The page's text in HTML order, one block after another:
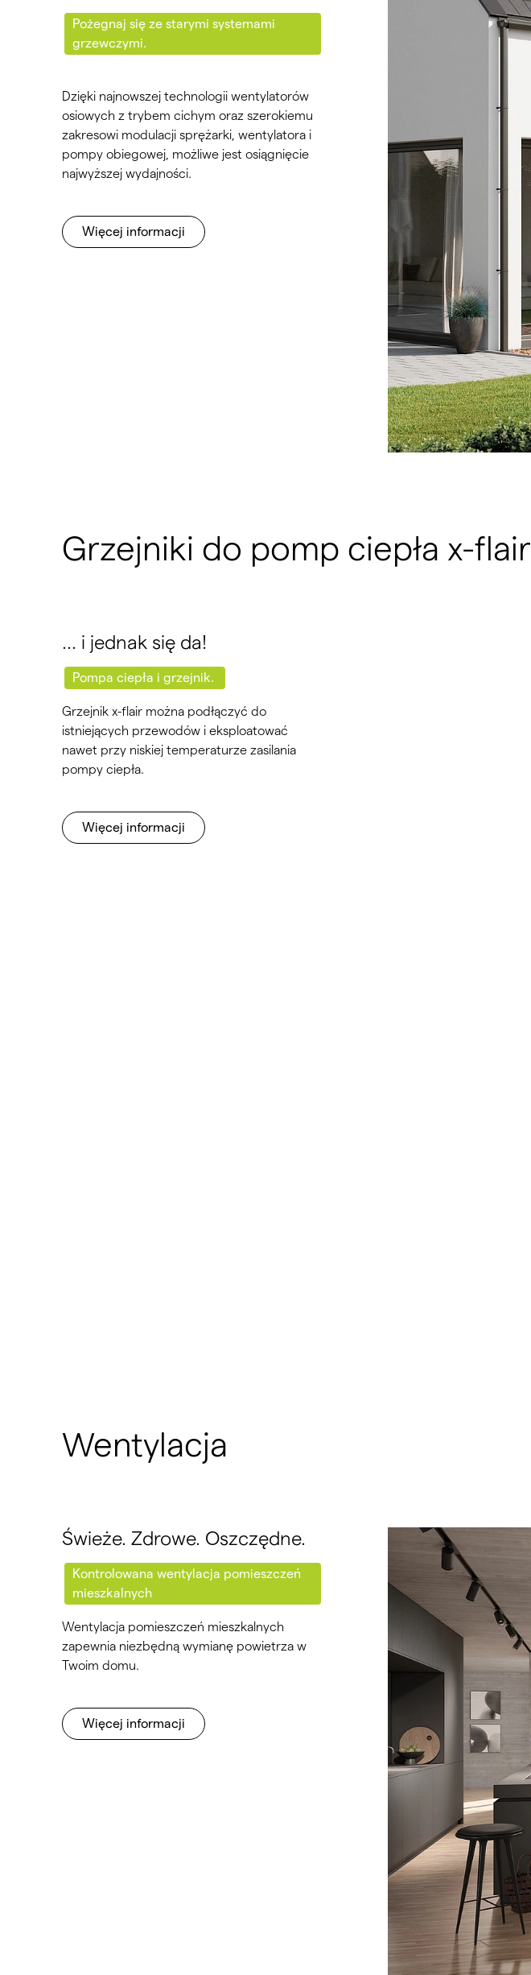
Pożegnaj się ze starymi systemami
grzewczymi.
Dzięki najnowszej technologii wentylatorów
osiowych z trybem cichym oraz szerokiemu
zakresowi modulacji sprężarki, wentylatora i
pompy obiegowej, możliwe jest osiągnięcie
najwyższej wydajności.
Więcej informacji
Grzejniki do pomp ciepła x-flair
… i jednak się da!
Pompa ciepła i grzejnik.
Grzejnik x-flair można podłączyć do
istniejących przewodów i eksploatować
nawet przy niskiej temperaturze zasilania
pompy ciepła.
Więcej informacji
Wentylacja
Świeże. Zdrowe. Oszczędne.
Kontrolowana wentylacja pomieszczeń
mieszkalnych
Wentylacja pomieszczeń mieszkalnych
zapewnia niezbędną wymianę powietrza w
Twoim domu.
Więcej informacji